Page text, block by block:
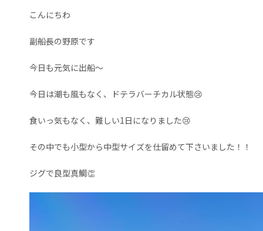
こんにちわ
副船長の野原です
今日も元気に出船〜
今日は潮も風もなく、ドテラバーチカル状態😢
食いっ気もなく、難しい1日になりました😢
その中でも小型から中型サイズを仕留めて下さいました！！
ジグで良型真鯛👏